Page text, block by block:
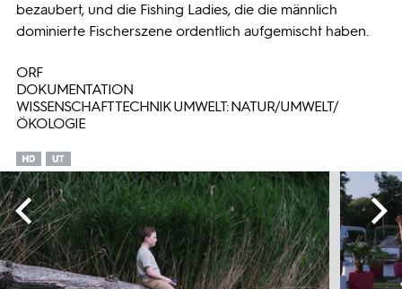
bezaubert, und die Fishing Ladies, die die männlich
dominierte Fischerszene ordentlich aufgemischt haben.
ORF
DOKUMENTATION
WISSENSCHAFT TECHNIK UMWELT: NATUR/UMWELT/
ÖKOLOGIE